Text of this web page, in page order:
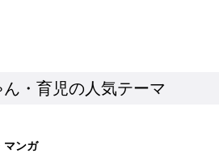
・育児の人気テーマ
マンガ